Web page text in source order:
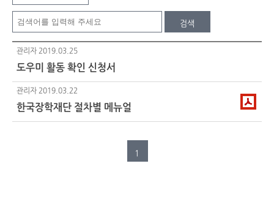
검색
관리자 2019.03.25
도우미 활동 확인 신청서
관리자 2019.03.22
한국장학재단 절차별 메뉴얼
1